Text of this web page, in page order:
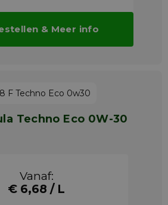
& Meer info
Techno Eco 0W-30
Vanaf:
€ 6,68 / L